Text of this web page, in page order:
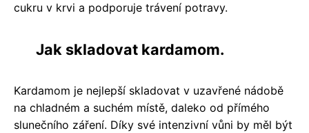
cukru v krvi a podporuje trávení potravy.
Jak skladovat kardamom.
Kardamom je nejlepší skladovat v uzavřené nádobě
na chladném a suchém místě, daleko od přímého
slunečního záření. Díky své intenzivní vůni by měl být